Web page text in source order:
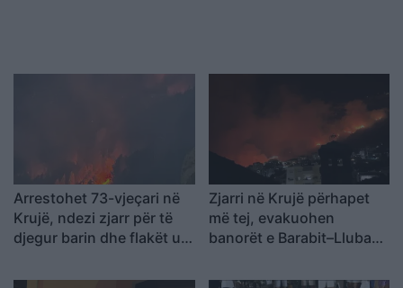
Arrestohet 73-vjeçari në
Krujë, ndezi zjarr për të
djegur barin dhe flakët u
Zjarri në Krujë përhapet
më tej, evakuohen
banorët e Barabit–Lluban,
armatimesh